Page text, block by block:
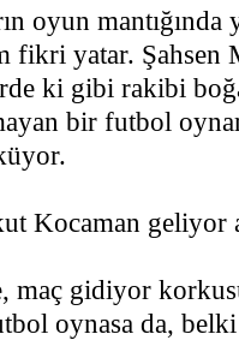
oyun mantığında
fikri yatar. Şahsen
ki gibi rakibi
bir futbol
Kocaman geliyor
maç gidiyor
oynasa da, belki